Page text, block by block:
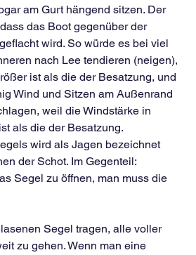
am Gurt hängend sitzen. Der
das Boot gegenüber der
wird. So würde es bei viel
nach Lee tendieren (neigen),
ist als die der Besatzung, und
Wind und Sitzen am Außenrand
weil die Windstärke in
als die der Besatzung.
wird als Jagen bezeichnet
der Schot. Im Gegenteil:
Segel zu öffnen, man muss die
Segel tragen, alle voller
zu gehen. Wenn man eine